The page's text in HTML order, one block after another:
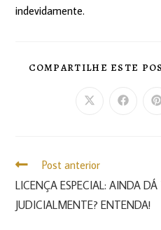
indevidamente.
COMPARTILHE ESTE
Post anterior
LICENÇA ESPECIAL: AINDA
JUDICIALMENTE? ENTENDA!